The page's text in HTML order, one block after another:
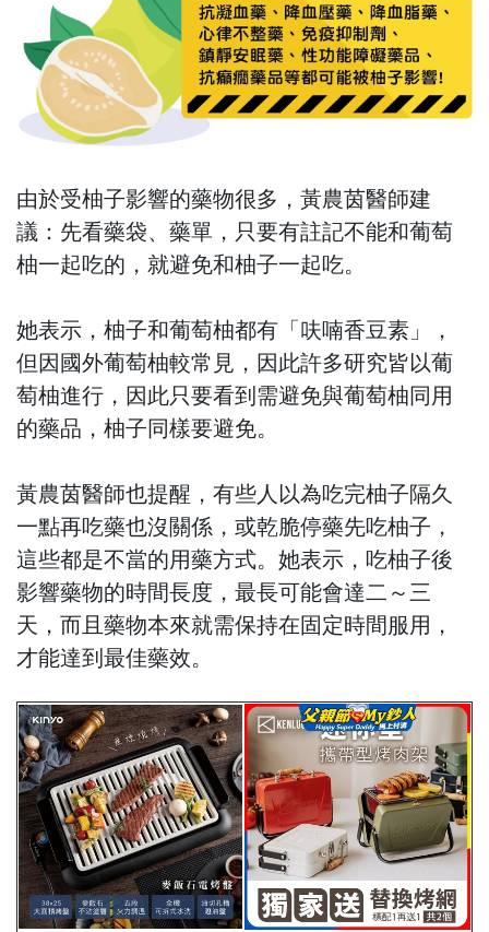
由於受柚子影響的藥物很多，黃農茵醫師建
議：先看藥袋、藥單，只要有註記不能和葡萄
柚一起吃的，就避免和柚子一起吃。
她表示，柚子和葡萄柚都有「呋喃香豆素」，
但因國外葡萄柚較常見，因此許多研究皆以葡
萄柚進行，因此只要看到需避免與葡萄柚同用
的藥品，柚子同樣要避免。
黃農茵醫師也提醒，有些人以為吃完柚子隔久
一點再吃藥也沒關係，或乾脆停藥先吃柚子，
這些都是不當的用藥方式。她表示，吃柚子後
影響藥物的時間長度，最長可能會達二～三
天，而且藥物本來就需保持在固定時間服用，
才能達到最佳藥效。